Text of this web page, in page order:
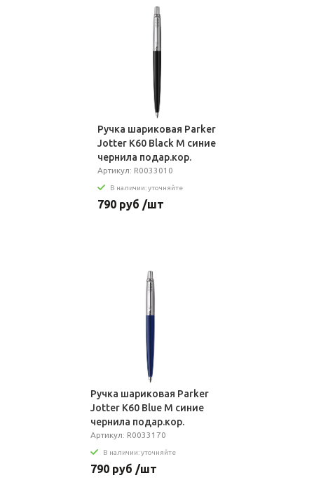
Ручка шариковая Parker
Jotter K60 Black M синие
чернила подар.кор.
Артикул: R0033010
В наличии: уточняйте
790 руб /шт
Ручка шариковая Parker
Jotter K60 Blue M синие
чернила подар.кор.
Артикул: R0033170
В наличии: уточняйте
790 руб /шт